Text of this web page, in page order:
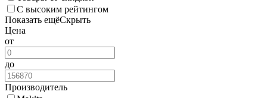
С высоким рейтингом
Показать ещёСкрыть
Цена
от
до
Производитель